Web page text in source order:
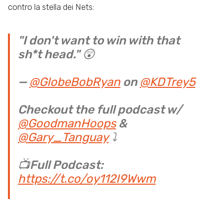
contro la stella dei Nets:
"I don't want to win with that
sh*t head." 😲
— @GlobeBobRyan on @KDTrey5
Checkout the full podcast w/
@GoodmanHoops&
@Gary_Tanguay⤵️
📺Full Podcast:
https://t.co/oy112I9Wwm